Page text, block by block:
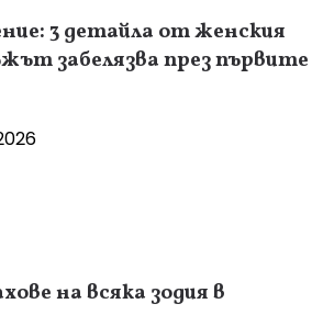
3 детайла от женския
забелязва през първите
на всяка зодия в